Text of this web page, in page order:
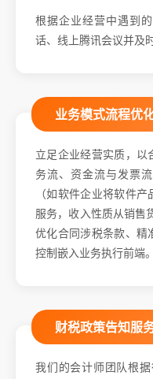
根据企业经营中遇到
话、线上腾讯会议并及
业务模式流程优
立足企业经营实质，以
务流、资金流与发票
（如软件企业将软件
服务，收入性质从销售
优化合同涉税条款、精
控制嵌入业务执行前端。
财税政策告知服
我们的会计师团队根